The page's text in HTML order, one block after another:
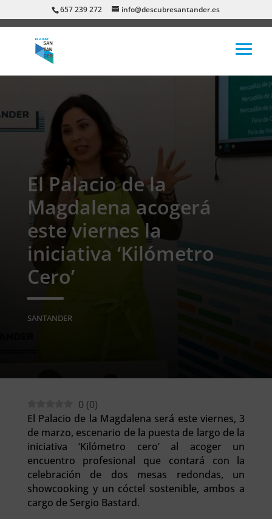
657 239 272 info@descubresantander.es
El Palacio de la
Magdalena acogerá
este viernes la
iniciativa ‘Kilómetro
Cero’
SANTANDER
0 (0)
El Palacio de la Magdalena será este viernes, 3
de marzo, escenario de la puesta de largo de la
iniciativa ‘Kilómetro cero’ al acoger un
encuentro profesional que contará con la
celebración de dos mesas redondas, un
showcooking y un cóctel sostenible, ambos a
cargo de Sergio Bastard.